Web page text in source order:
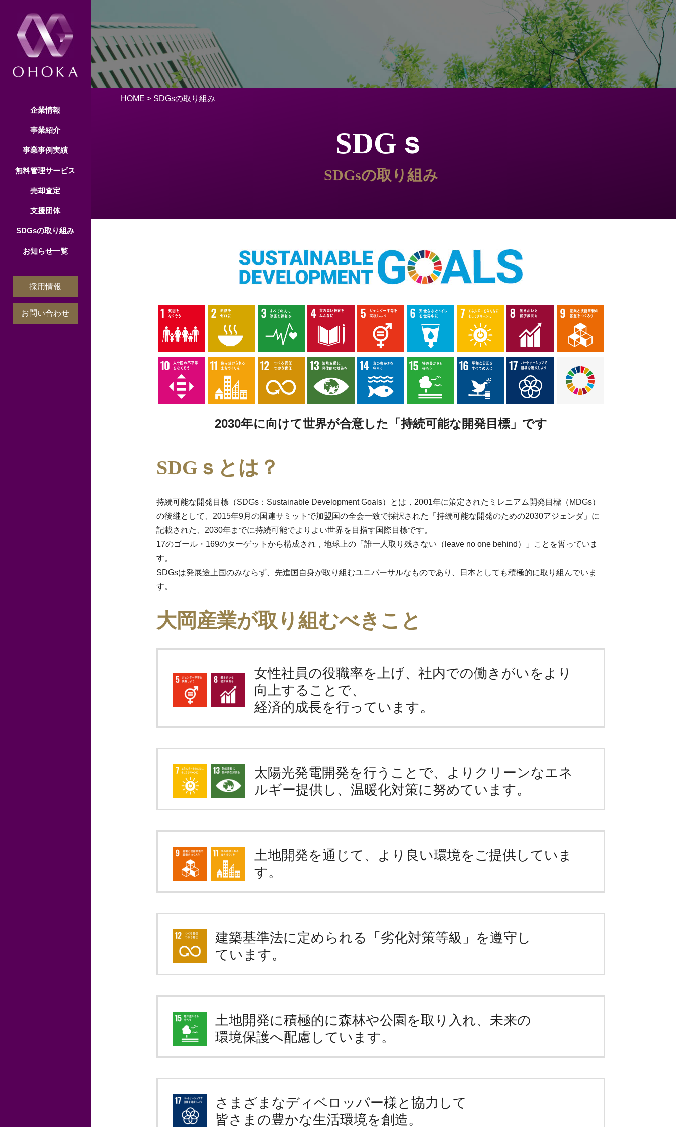
企業情報
事業紹介
事業事例実績
無料管理サービス
売却査定
支援団体
SDGsの取り組み
お知らせ一覧
採用情報
お問い合わせ
HOME > SDGsの取り組み
SDGｓ
SDGsの取り組み
2030年に向けて世界が合意した「持続可能な開発目標」です
SDGｓとは？
持続可能な開発目標（SDGs：Sustainable Development Goals）とは，2001年に策定されたミレニアム開発目標（MDGs）
の後継として、2015年9月の国連サミットで加盟国の全会一致で採択された「持続可能な開発のための2030アジェンダ」に
記載された、2030年までに持続可能でよりよい世界を目指す国際目標です。
17のゴール・169のターゲットから構成され，地球上の「誰一人取り残さない（leave no one behind）」ことを誓っていま
す。
SDGsは発展途上国のみならず、先進国自身が取り組むユニバーサルなものであり、日本としても積極的に取り組んでいま
す。
大岡産業が取り組むべきこと
女性社員の役職率を上げ、社内での働きがいをより
向上することで、
経済的成長を行っています。
太陽光発電開発を行うことで、よりクリーンなエネ
ルギー提供し、温暖化対策に努めています。
土地開発を通じて、より良い環境をご提供していま
す。
建築基準法に定められる「劣化対策等級」を遵守し
ています。
土地開発に積極的に森林や公園を取り入れ、未来の
環境保護へ配慮しています。
さまざまなディベロッパー様と協力して
皆さまの豊かな生活環境を創造。